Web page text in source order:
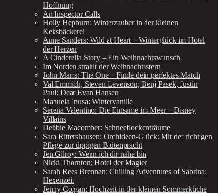
Hoffnung
An Inspector Calls
Holly Hepburn: Winterzauber in der kleinen
Keksbäckerei
Anne Sanders: Wild at Heart – Winterglück im Hotel
der Herzen
A Cinderella Story – Ein Weihnachtswunsch
Im Norden strahlt der Weihnachtsstern
John Marrs: The One – Finde dein perfektes Match
Val Emmich, Steven Levenson, Benj Pasek, Justin
Paul: Dear Evan Hansen
Manuela Inusa: Wintervanille
Serena Valentino: Die Einsame im Meer – Disney
Villains
Debbie Macomber: Schneeflockenträume
Sara Rittershausen: Orchideen-Glück: Mit der richtigen
Pflege zur üppigen Blütenpracht
Jen Gilroy: Wenn ich dir nahe bin
Nicki Thornton: Hotel der Magier
Sarah Rees Brennan: Chilling Adventures of Sabrina:
Hexenzeit
Jenny Colgan: Hochzeit in der kleinen Sommerküche